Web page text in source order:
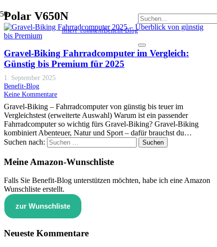
insert_commentBenefit-Blog
Polar V650N
Gravel-Biking Fahrradcomputer im Vergleich:
Günstig bis Premium für 2025
1. September 2025
Benefit-Blog
Keine Kommentare
Gravel-Biking – Fahrradcomputer von günstig bis teuer im
Vergleichstest (erweiterte Auswahl) Warum ist ein passender
Fahrradcomputer so wichtig fürs Gravel-Biking? Gravel-Biking
kombiniert Abenteuer, Natur und Sport – dafür brauchst du…
Suchen nach:
Meine Amazon-Wunschliste
Falls Sie Benefit-Blog unterstützen möchten, habe ich eine Amazon
Wunschliste erstellt.
zur Wunschliste
Neueste Kommentare